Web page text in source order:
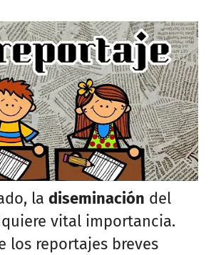
la diseminación del
vital importancia.
los reportajes breves